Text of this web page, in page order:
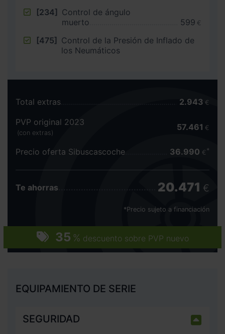
[234] Control de ángulo
muerto
599 €
[475] Control de la Presión de Inflado de
los Neumáticos
35 % descuento sobre PVP nuevo
Total extras 2.943 €
PVP original 2023
(con extras)
57.461 €
Precio oferta Sibuscascoche 36.990 €
Te ahorras 20.471 €
*Precio sujeto a financiación
EQUIPAMIENTO DE SERIE
SEGURIDAD